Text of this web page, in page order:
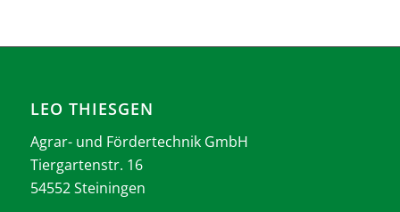
LEO THIESGEN
Agrar- und Fördertechnik GmbH
Tiergartenstr. 16
54552 Steiningen